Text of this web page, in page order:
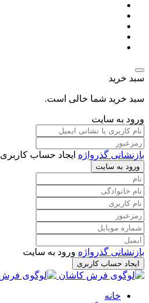
سبد خرید
سبد خرید شما خالی است.
ورود به سایت
بازنشانی گذرواژه ایجاد حساب کاربری
ورود به سایت
بازنشانی گذرواژه ورود به سایت
ایجاد حساب کاربری
خانه